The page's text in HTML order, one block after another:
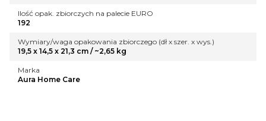
Ilość opak. zbiorczych na palecie EURO
192
Wymiary/waga opakowania zbiorczego (dł x szer. x wys.)
19,5 x 14,5 x 21,3 cm / ~2,65 kg
Marka
Aura Home Care